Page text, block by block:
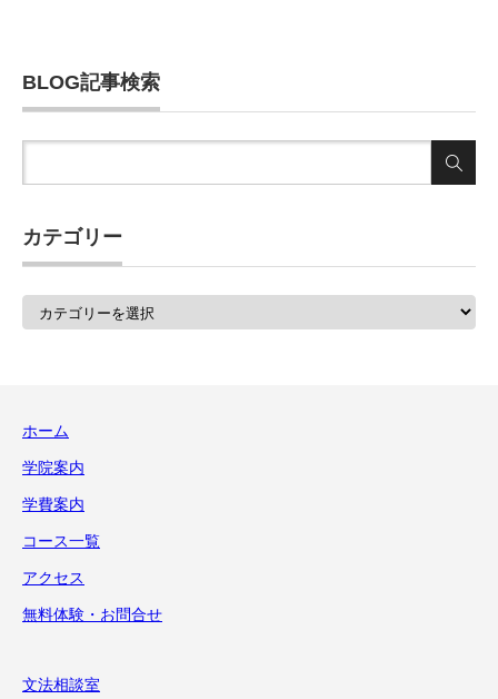
BLOG記事検索
カテゴリー
カ
ホーム
学院案内
学費案内
コース一覧
アクセス
無料体験・お問合せ
文法相談室